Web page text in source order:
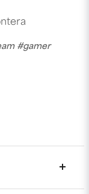
#gamer